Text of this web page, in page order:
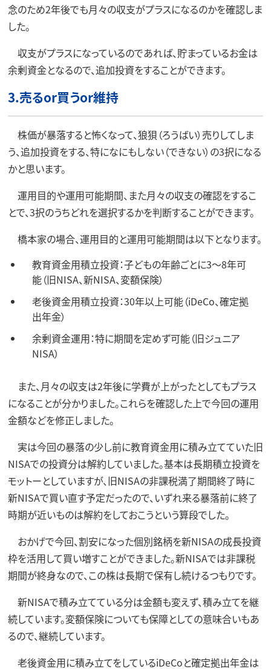
念のため2年後でも月々の収支がプラスになるのかを確認しま
した。
収支がプラスになっているのであれば、貯まっているお金は
余剰資金となるので、追加投資をすることができます。
3.売るor買うor維持
株価が暴落すると怖くなって、狼狽（ろうばい）売りしてしま
う、追加投資をする、特になにもしない（できない）の3択になる
かと思います。
運用目的や運用可能期間、また月々の収支の確認をするこ
とで、3択のうちどれを選択するかを判断することができます。
橋本家の場合、運用目的と運用可能期間は以下となります。
教育資金用積立投資：子どもの年齢ごとに3～8年可
能（旧NISA、新NISA、変額保険）
老後資金用積立投資：30年以上可能（iDeCo、確定拠
出年金）
余剰資金運用：特に期間を定めず可能（旧ジュニア
NISA）
また、月々の収支は2年後に学費が上がったとしてもプラス
になることが分かりました。これらを確認した上で今回の運用
金額などを修正しました。
実は今回の暴落の少し前に教育資金用に積み立てていた旧
NISAでの投資分は解約していました。基本は長期積立投資を
モットーとしていますが、旧NISAの非課税満了期間終了時に
新NISAで買い直す予定だったので、いずれ来る暴落前に終了
時期が近いものは解約をしておこうという算段でした。
おかげで今回、割安になった個別銘柄を新NISAの成長投資
枠を活用して買い増すことができました。新NISAでは非課税
期間が終身なので、この株は長期で保有し続けるつもりです。
新NISAで積み立てている分は金額も変えず、積み立てを継
続しています。変額保険についても保障としての意味合いもあ
るので、継続しています。
老後資金用に積み立てをしているiDeCoと確定拠出年金は